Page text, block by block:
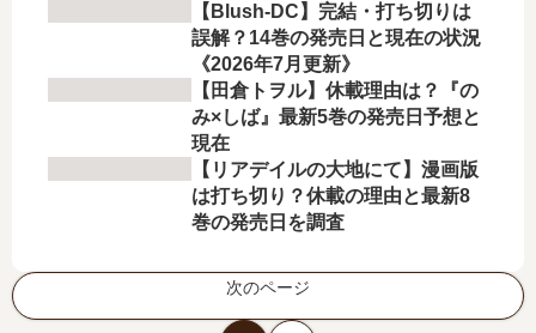
【Blush-DC】完結・打ち切りは
誤解？14巻の発売日と現在の状況
《2026年7月更新》
【田倉トヲル】休載理由は？『の
み×しば』最新5巻の発売日予想と
現在
【リアデイルの大地にて】漫画版
は打ち切り？休載の理由と最新8
巻の発売日を調査
次のページ